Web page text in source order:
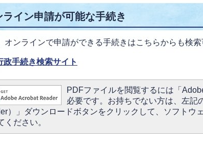
ライン申請が可能な手続き
オンラインで申請ができる手続きはこちらからも検索
政手続き検索サイト
PDFファイルを閲覧するには「
必要です。お持ちでない方は、左記
）」ダウンロードボタンをクリックして、ソフトウ
ください。